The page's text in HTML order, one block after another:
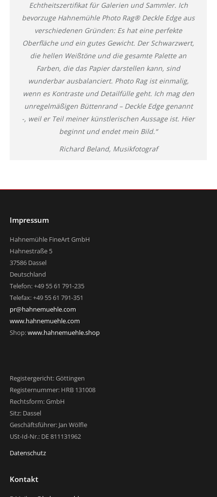
Echtheitszertifikat für Galerien und Sammler. Ich
bevorzuge Hahnemühle Photo Rag® Deckle Edge aus
verschiedenen Gründen: Es hat eine perfekte
Oberfläche und ein gutes Gewicht. Der Schwarzwert,
die hellen Weißtöne und die gesamte Palette an
Farben, die das Papier darstellen kann, sind
wunderbar ausbalanciert. Photo Rag ist einmalig,
wenn es Kontraste und Detailfülle geht. Ich mag den
unregelmäßigen Büttenrand – Deckle Edge genannt
-, weil er Teil meiner künstlerischen Aussage ist. Hier
beginnt und endet mein Bild.“
Richard Beland, Musikfotograf
Impressum
Hahnemühle FineArt GmbH
Hahnestraße 5
37586 Dassel
Deutschland
Telefon: +49 55 61 791-235
Telefax: +49 55 61 791-351
pr@hahnemuehle.com
www.hahnemuehle.com
Shop:www.hahnemuehle.shop
Registergericht: Göttingen
Registernummer: HRB 131008
Rechtsform: GmbH
Sitz: Dassel
Geschäftsführer: Jan Wölfle
USt-Id-Nr.: DE 811131962
Datenschutz
Kontakt